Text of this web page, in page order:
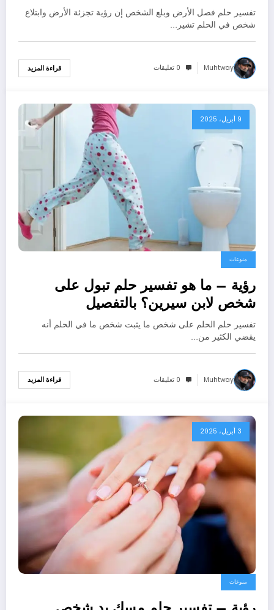
بالتفصيل
تفسير حلم فصل الأرض وبلع الشخص إن رؤية تجزئة الأرض وابتلاع
شخص في الحلم تشير…
Muhtway 0 تعليقات قراءة المزيد
9 أبريل، 2025
منوعات
رؤية – ما هو تفسير حلم تبول على
شخص لابن سيرين؟ بالتفصيل
تفسير حلم الحلم على شخص ما يثبت شخص ما في الحلم أنه
يقضي الكثير من…
Muhtway 0 تعليقات قراءة المزيد
3 أبريل، 2025
منوعات